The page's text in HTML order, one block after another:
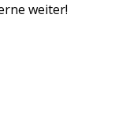
weiter!